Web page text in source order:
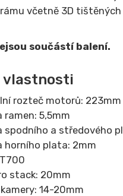
včetně 3D tištěných
součástí balení.
vlastnosti
rozteč motorů: 223mm
ramen: 5,5mm
spodního a středového
horního plata: 2mm
stack: 20mm
14-20mm